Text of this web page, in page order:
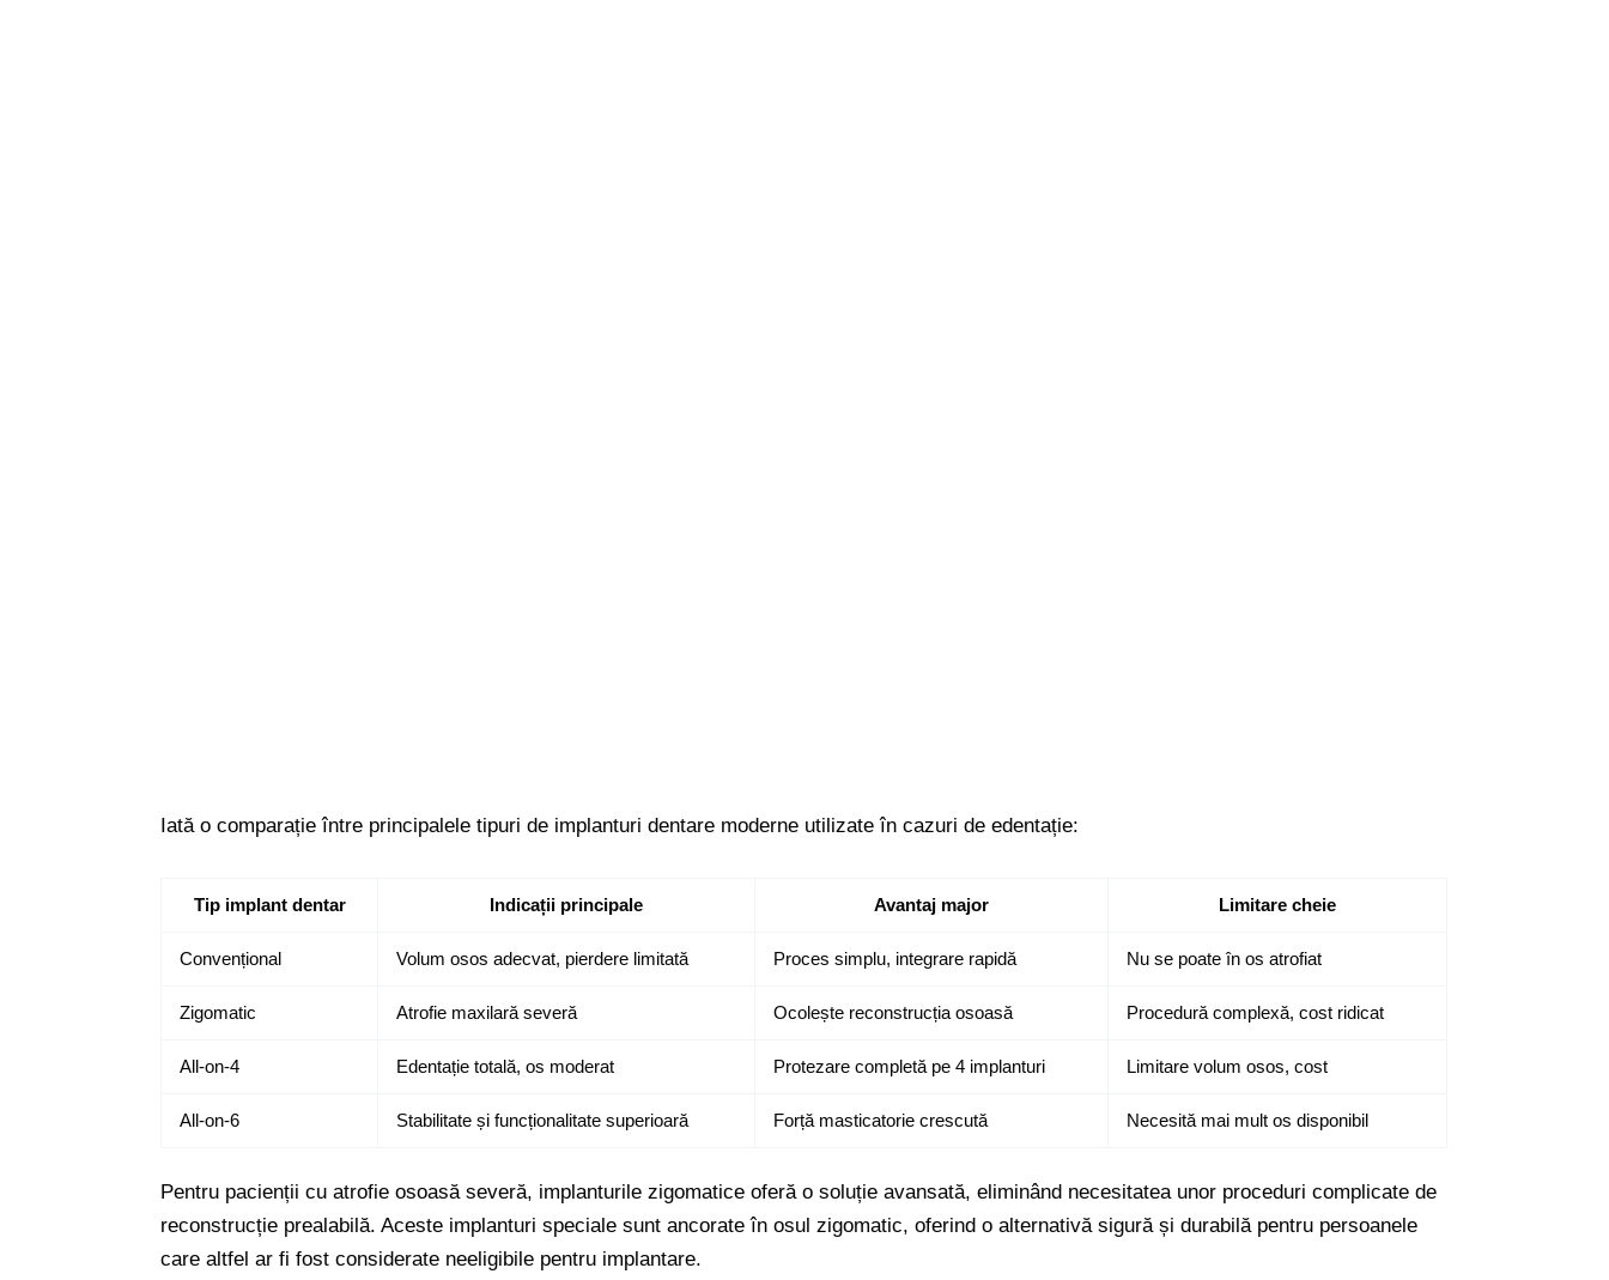
Iată o comparație între principalele tipuri de implanturi dentare moderne utilizate în cazuri de edentație:
Tip implant dentar Indicații principale Avantaj major Limitare cheie
Convențional Volum osos adecvat, pierdere limitată Proces simplu, integrare rapidă Nu se poate în os atrofiat
Zigomatic Atrofie maxilară severă Ocolește reconstrucția osoasă Procedură complexă, cost ridicat
All-on-4 Edentație totală, os moderat Protezare completă pe 4 implanturi Limitare volum osos, cost
All-on-6 Stabilitate și funcționalitate superioară Forță masticatorie crescută Necesită mai mult os disponibil
Pentru pacienții cu atrofie osoasă severă, implanturile zigomatice oferă o soluție avansată, eliminând necesitatea unor proceduri complicate de
reconstrucție prealabilă. Aceste implanturi speciale sunt ancorate în osul zigomatic, oferind o alternativă sigură și durabilă pentru persoanele
care altfel ar fi fost considerate neeligibile pentru implantare.